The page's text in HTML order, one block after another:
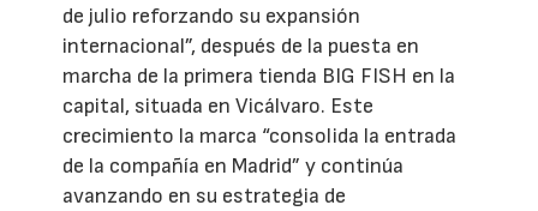
de julio reforzando su expansión
internacional”, después de la puesta en
marcha de la primera tienda BIG FISH en la
capital, situada en Vicálvaro. Este
crecimiento la marca “consolida la entrada
de la compañía en Madrid” y continúa
avanzando en su estrategia de